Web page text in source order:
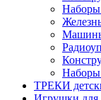
ТРЕКИ